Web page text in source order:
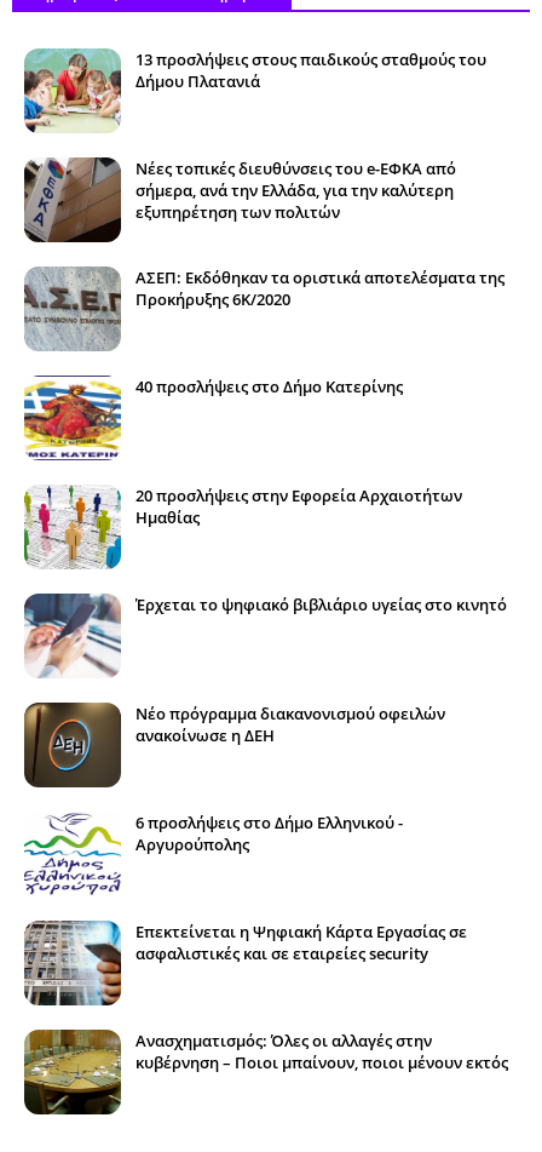
13 προσλήψεις στους παιδικούς σταθμούς του
Δήμου Πλατανιά
Νέες τοπικές διευθύνσεις του e-ΕΦΚΑ από
σήμερα, ανά την Ελλάδα, για την καλύτερη
εξυπηρέτηση των πολιτών
ΑΣΕΠ: Εκδόθηκαν τα οριστικά αποτελέσματα της
Προκήρυξης 6Κ/2020
40 προσλήψεις στο Δήμο Κατερίνης
20 προσλήψεις στην Εφορεία Αρχαιοτήτων
Ημαθίας
Έρχεται το ψηφιακό βιβλιάριο υγείας στο κινητό
Νέο πρόγραμμα διακανονισμού οφειλών
ανακοίνωσε η ΔΕΗ
6 προσλήψεις στο Δήμο Ελληνικού -
Αργυρούπολης
Επεκτείνεται η Ψηφιακή Κάρτα Εργασίας σε
ασφαλιστικές και σε εταιρείες security
Ανασχηματισμός: Όλες οι αλλαγές στην
κυβέρνηση – Ποιοι μπαίνουν, ποιοι μένουν εκτός